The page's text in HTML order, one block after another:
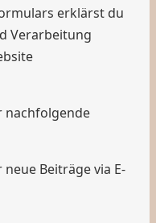
erklärst du
Verarbeitung
nachfolgende
Beiträge via E-